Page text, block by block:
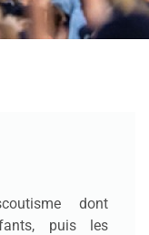
dont
puis les